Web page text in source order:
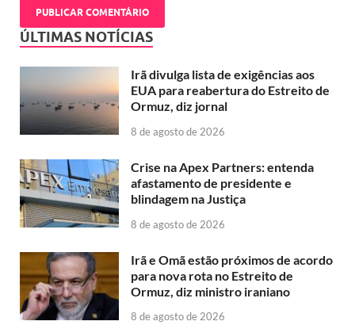
ÚLTIMAS NOTÍCIAS
Irã divulga lista de exigências aos
EUA para reabertura do Estreito de
Ormuz, diz jornal
8 de agosto de 2026
Crise na Apex Partners: entenda
afastamento de presidente e
blindagem na Justiça
8 de agosto de 2026
Irã e Omã estão próximos de acordo
para nova rota no Estreito de
Ormuz, diz ministro iraniano
8 de agosto de 2026